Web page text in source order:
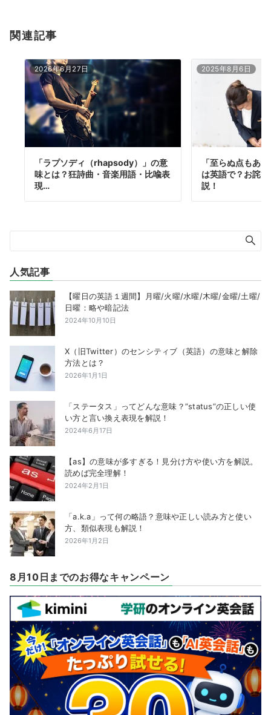
関連記事
2026年6月27日
「ラプソディ（rhapsody）」の意
味とは？狂詩曲・音楽用語・比喩表
現…
2025年8月6日
「至らぬ点もあ
は英語で？お詫
説！
人気記事
【曜日の英語１週間】月曜/火曜/水曜/木曜/金曜/土曜/
日曜：略や暗記法
2024年10月10日
X（旧Twitter）のセンシティブ（英語）の意味と解除
方法とは？
2026年1月1日
「ステータス」ってどんな意味？”status”の正しい使
い方と言い換え表現を解説！
2024年6月17日
【as】の意味が多すぎる！見分け方や使い方を解説。
読めば完全理解！
2024年2月1日
「a.k.a」って何の略語？意味や正しい読み方と使い
方、類似表現も解説！
2026年1月2日
8月10日までのお得なキャンペーン